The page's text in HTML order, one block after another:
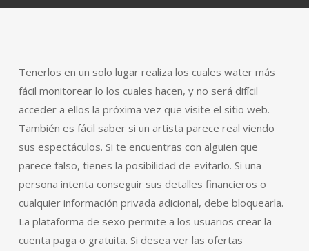
Tenerlos en un solo lugar realiza los cuales water más
fácil monitorear lo los cuales hacen, y no será difícil
acceder a ellos la próxima vez que visite el sitio web.
También es fácil saber si un artista parece real viendo
sus espectáculos. Si te encuentras con alguien que
parece falso, tienes la posibilidad de evitarlo. Si una
persona intenta conseguir sus detalles financieros o
cualquier información privada adicional, debe bloquearla.
La plataforma de sexo permite a los usuarios crear la
cuenta paga o gratuita. Si desea ver las ofertas